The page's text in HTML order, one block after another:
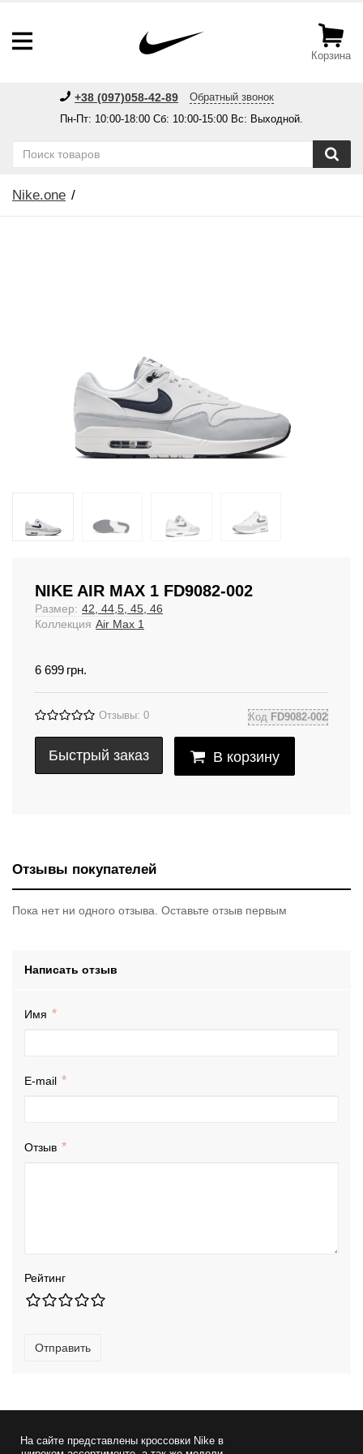
Корзина
+38 (097)058-42-89
Обратный звонок
Пн-Пт: 10:00-18:00 Сб: 10:00-15:00 Вс: Выходной.
Nike.one
NIKE AIR MAX 1 FD9082-002
Размер: 42, 44,5, 45, 46
Коллекция Air Max 1
6 699 грн.
Отзывы: 0 Код FD9082-002
Быстрый заказ В корзину
Отзывы покупателей
Пока нет ни одного отзыва. Оставьте отзыв первым
Написать отзыв
Имя
E-mail
Отзыв
Рейтинг
Отправить
На сайте представлены кроссовки Nikeв